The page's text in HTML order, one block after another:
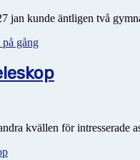
jan kunde äntligen två
gång
kvällen för intresserade